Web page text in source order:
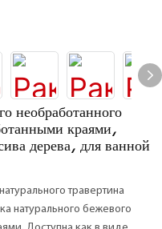
необработанного
краями,
дерева, для ванной
травертина
натурального бежевого